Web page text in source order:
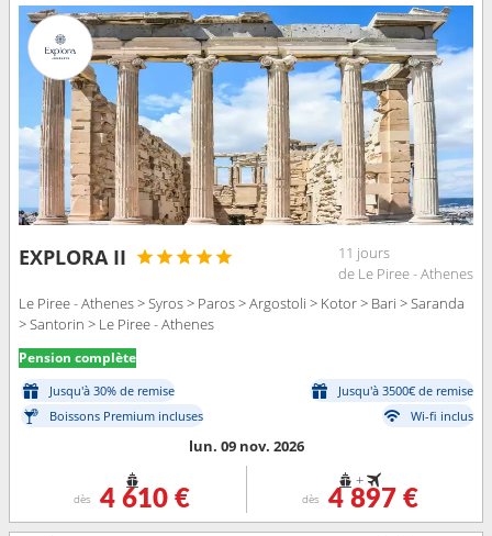
EXPLORA II
11 jours
de Le Piree - Athenes
Le Piree - Athenes > Syros > Paros > Argostoli > Kotor > Bari > Saranda
> Santorin > Le Piree - Athenes
Pension complète
Jusqu'à 30% de remise
Jusqu'à 3500€ de remise
Boissons Premium incluses
Wi-fi inclus
lun. 09 nov. 2026
dès 4 610 €
+
dès 4 897 €